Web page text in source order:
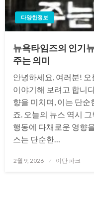
다양한정보
뉴욕타임즈의 인기
주는 의미
안녕하세요, 여러분!
이야기해 보려고 합니
향을 미치며, 이는 단순
죠. 오늘의 뉴스 역시
행동에 다채로운 영향
스는 단순한…
Posted
2월 9, 2026 이단 파크